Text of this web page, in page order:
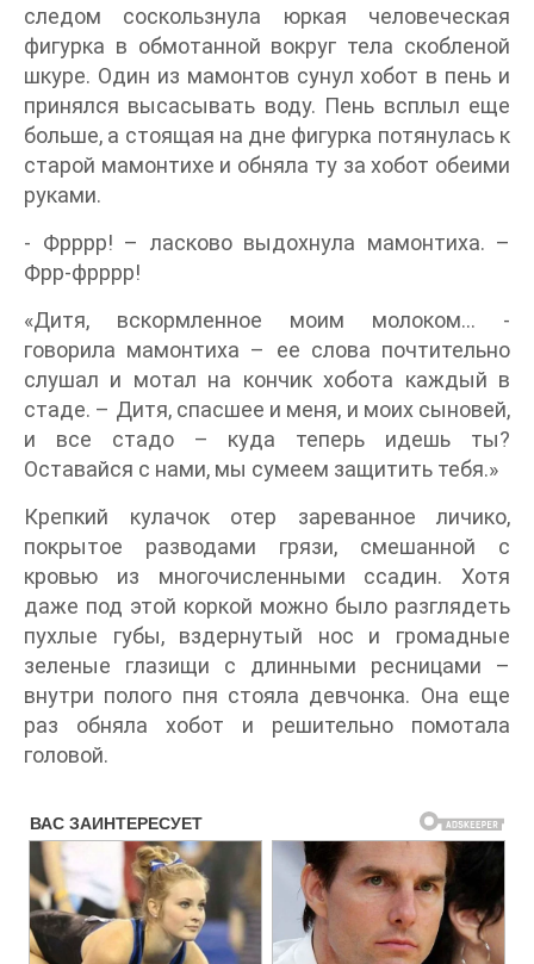
следом соскользнула юркая человеческая
фигурка в обмотанной вокруг тела скобленой
шкуре. Один из мамонтов сунул хобот в пень и
принялся высасывать воду. Пень всплыл еще
больше, а стоящая на дне фигурка потянулась к
старой мамонтихе и обняла ту за хобот обеими
руками.
- Фрррр! – ласково выдохнула мамонтиха. –
Фрр-фрррр!
«Дитя, вскормленное моим молоком… -
говорила мамонтиха – ее слова почтительно
слушал и мотал на кончик хобота каждый в
стаде. – Дитя, спасшее и меня, и моих сыновей,
и все стадо – куда теперь идешь ты?
Оставайся с нами, мы сумеем защитить тебя.»
Крепкий кулачок отер зареванное личико,
покрытое разводами грязи, смешанной с
кровью из многочисленными ссадин. Хотя
даже под этой коркой можно было разглядеть
пухлые губы, вздернутый нос и громадные
зеленые глазищи с длинными ресницами –
внутри полого пня стояла девчонка. Она еще
раз обняла хобот и решительно помотала
головой.